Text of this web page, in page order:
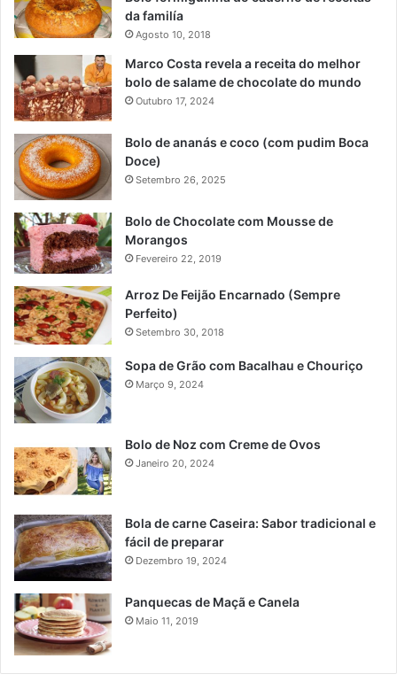
da familía
Agosto 10, 2018
Marco Costa revela a receita do melhor
bolo de salame de chocolate do mundo
Outubro 17, 2024
Bolo de ananás e coco (com pudim Boca
Doce)
Setembro 26, 2025
Bolo de Chocolate com Mousse de
Morangos
Fevereiro 22, 2019
Arroz De Feijão Encarnado (Sempre
Perfeito)
Setembro 30, 2018
Sopa de Grão com Bacalhau e Chouriço
Março 9, 2024
Bolo de Noz com Creme de Ovos
Janeiro 20, 2024
Bola de carne Caseira: Sabor tradicional e
fácil de preparar
Dezembro 19, 2024
Panquecas de Maçã e Canela
Maio 11, 2019